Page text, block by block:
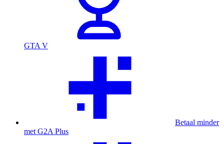
GTA V
Betaal minder
met G2A Plus